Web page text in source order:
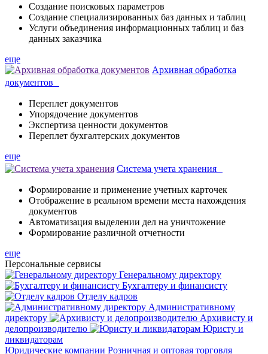
Создание поисковых параметров
Создание специализированных баз данных и таблиц
Услуги объединения информационных таблиц и баз
данных заказчика
еще
Архивная обработка
документов
Переплет документов
Упорядочение документов
Экспертиза ценности документов
Переплет бухгалтерских документов
еще
Система учета хранения
Формирование и применение учетных карточек
Отображение в реальном времени места нахождения
документов
Автоматизация выделении дел на уничтожение
Формирование различной отчетности
еще
Персональные сервисы
Генеральному директору
Бухгалтеру и финансисту
Отделу кадров
Административному
директору
Архивисту и
делопроизводителю
Юристу и
ликвидаторам
Юридические компании Розничная и оптовая торговля